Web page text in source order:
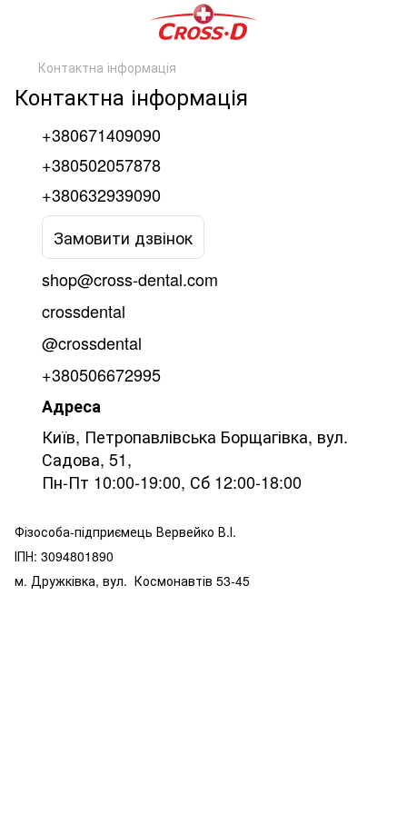
Контактна інформація
Контактна інформація
+380671409090
+380502057878
+380632939090
Замовити дзвінок
shop@cross-dental.com
crossdental
@crossdental
+380506672995
Адреса
Київ, Петропавлівська Борщагівка, вул.
Садова, 51,
Пн-Пт 10:00-19:00, Сб 12:00-18:00
Фізособа-підприємець Вервейко В.І.
ІПН: 3094801890
м. Дружківка, вул. Космонавтів 53-45